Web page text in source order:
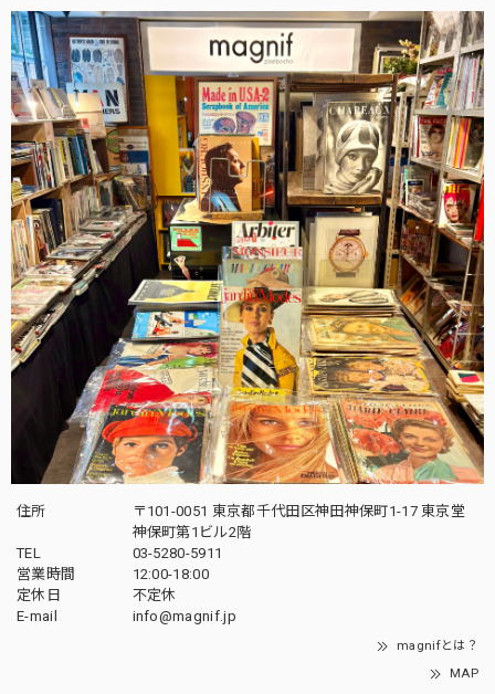
住所
〒101-0051 東京都千代田区神田神保町1-17 東京堂
神保町第1ビル2階
TEL
03-5280-5911
営業時間
12:00-18:00
定休日
不定休
E-mail
info@magnif.jp
magnifとは？
MAP